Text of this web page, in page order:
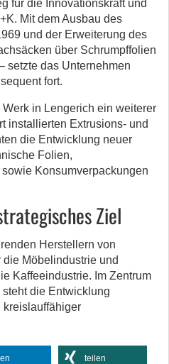
für die Innovationskraft und
Mit dem Ausbau des
und der Erweiterung des
über Schrumpffolien
setzte das Unternehmen
fort.
in Lengerich ein weiterer
installierten Extrusions- und
die Entwicklung neuer
Folien,
Konsumverpackungen
Ziel
Herstellern von
Möbelindustrie und
Kaffeeindustrie. Im Zentrum
die Entwicklung
kreislauffähiger
teilen